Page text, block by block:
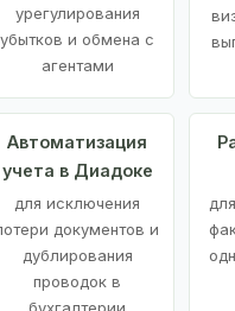
урегулирования
убытков и обмена с
агентами
Автоматизация
учета в Диадоке
для исключения
документов и
дублирования
проводок в
бухгалтерии